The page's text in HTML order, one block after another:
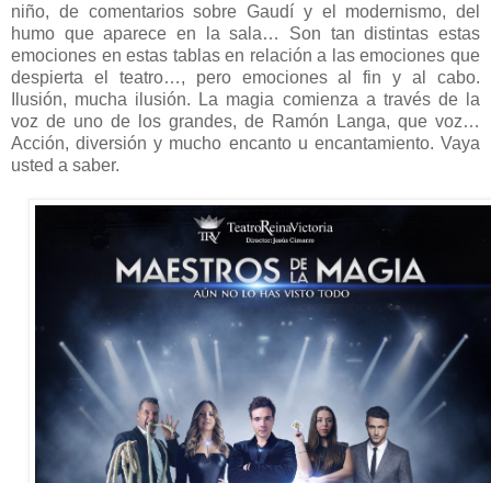
niño, de comentarios sobre Gaudí y el modernismo, del
humo que aparece en la sala… Son tan distintas estas
emociones en estas tablas en relación a las emociones que
despierta el teatro…, pero emociones al fin y al cabo.
Ilusión, mucha ilusión. La magia comienza a través de la
voz de uno de los grandes, de Ramón Langa, que voz…
Acción, diversión y mucho encanto u encantamiento. Vaya
usted a saber.